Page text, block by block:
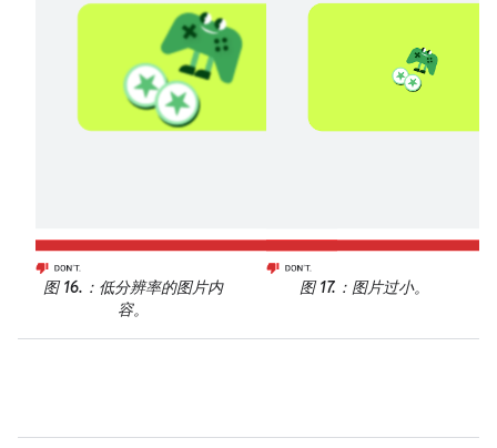
图 16. ：低分辨率的图片内
容。
图 17. ：图片过小。